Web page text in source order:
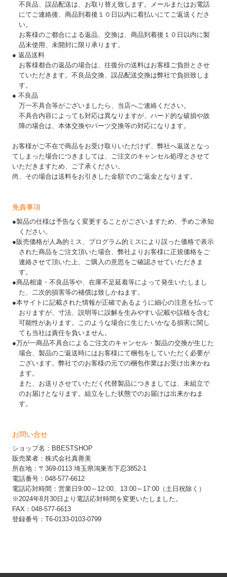
不良品、誤品配送は、お取り替え致します。メールまたはお電話
にてご連絡後、商品到着後１０日以内に着払いにてご返送くださ
い。
お客様のご都合による返品、交換は、商品到着後１０日以内に製
品未使用、未開封に限り承ります。
● 返品送料
お客様都合の返品の場合は、往復分の送料はお客様ご負担とさせ
ていただきます。不良品交換、誤品配送交換は弊社で負担致しま
す。
● 不良品
万一不具合等がございましたら、当店へご連絡ください。
不具合内容によっても対応は異なりますが、ハード的な破損や故
障の場合は、本体交換やパーツ交換等の対応になります。
お客様がご不在で商品をお受け取りいただけず、弊社へ返送となっ
てしまった場合につきましては、ご注文のキャンセル処理とさせて
いただきますため、ご了承ください。
尚、その場合は送料をお引きした金額でのご返金となります。
免責事項
●製品の仕様は予告なく変更することがございますため、予めご承知
ください。
●販売価格が人為的ミス、プログラム的ミスにより誤った価格で表示
された商品をご注文頂いた場合、弊社よりお客様に正規価格をご
連絡させて頂いた上、ご購入の意思をご確認させていただきま
す。
●商品相違・不良品等や、在庫不足延着等によって発生いたしまし
た、二次的損害等の補償は致しかねます。
●本サイトに記載された情報が正確であるように細心の注意を払って
おりますが、寸法、説明等に誤解を生みやすい記載や誤植を含む
可能性があります。このような場合に生じたいかなる損害に関し
ても当社は責任を負いません。
●万が一商品不具合によるご注文のキャンセル・製品の交換が生じた
場合、製品のご返送時にはお客様にて梱包をしていただく必要が
ございます。弊社でのお客様の元での梱包作業はお受け出来かね
ます。
また、お送りさせていただく代替製品につきましては、未組立で
のお届けとなります。組立をした状態でのお届けは出来かねま
す。
お問い合せ
ショップ名：BBESTSHOP
販売業者：株式会社真善美
所在地：〒369-0113 埼玉県鴻巣市下忍3852-1
電話番号：048-577-6612
電話応対時間：営業日9:00～12:00、13:00～17:00（土日祝除く）
※2024年8月30日より電話応対時間を変更いたしました。
FAX：048-577-6613
登録番号：T6-0133-0103-0799